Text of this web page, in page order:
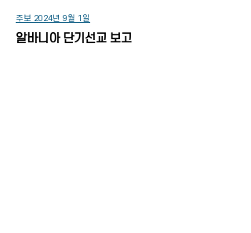
주보 2024년 9월 1일
알바니아 단기선교 보고